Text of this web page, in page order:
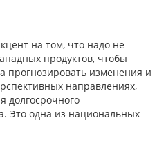
на том, что надо не
продуктов, чтобы
прогнозировать изменения и
направлениях,
долгосрочного
Это одна из национальных